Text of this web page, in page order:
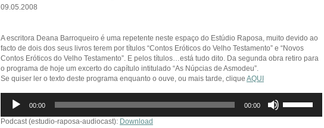
09.05.2008
A escritora Deana Barroqueiro é uma repetente neste espaço do Estúdio Raposa, muito devido ao
facto de dois dos seus livros terem por títulos “Contos Eróticos do Velho Testamento” e “Novos
Contos Eróticos do Velho Testamento”. E pelos títulos…está tudo dito. Da segunda obra retiro para
o programa de hoje um excerto do capítulo intitulado “As Núpcias de Asmodeu”.
Se quiser ler o texto deste programa enquanto o ouve, ou mais tarde, clique AQUI
Reprodutor
áudio
00:00 00:00
as
setas
Podcast (estudio-raposa-audiocast): Download